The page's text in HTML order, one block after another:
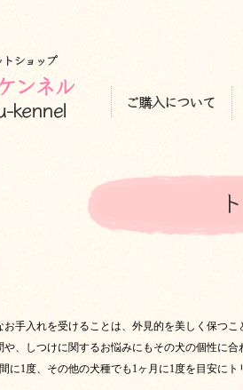
手入れを受けることは、外見的を美しく保つ
や、しつけに関するお悩みにもその犬の個性に
に1度、その他の犬種でも1ヶ月に1度を目安に